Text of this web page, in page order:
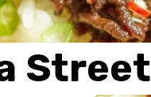
Street